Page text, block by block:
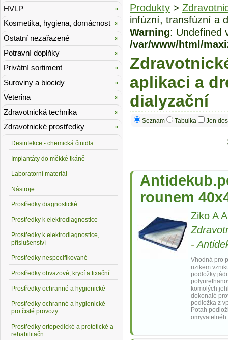
Produkty >
infúzní, transfúzní a
Warning: Undefined
/var/www/html/
aplikaci a
dialyzační
Seznam Tabulka Jen
rounem
Ziko A
-
Vhodná pro
rizikem
podložky
komolých
dokonalé
podložka z
Potah
HVLP
Kosmetika, hygiena, domácnost
Ostatní nezařazené
Potravní doplňky
Privátní sortiment
Suroviny a biocidy
Veterina
Zdravotnická technika
Zdravotnické prostředky
Desinfekce - chemická činidla
Implantáty do měkké tkáně
Laboratorní materiál
Nástroje
Prostředky diagnostické
Prostředky k elektrodiagnostice
Prostředky k elektrodiagnostice,
příslušenství
Prostředky nespecifikované
Prostředky obvazové, krycí a fixační
Prostředky ochranné a hygienické
Prostředky ochranné a hygienické
pro čisté provozy
Prostředky ortopedické a protetické a
rehabilitačn